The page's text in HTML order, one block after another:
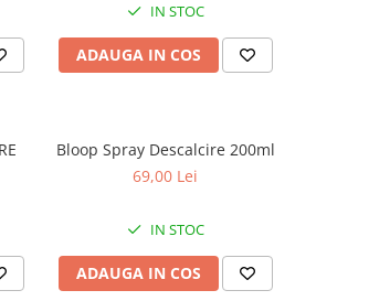
IN STOC
ADAUGA IN COS
Bloop Spray Descalcire 200ml
69,00 Lei
IN STOC
ADAUGA IN COS